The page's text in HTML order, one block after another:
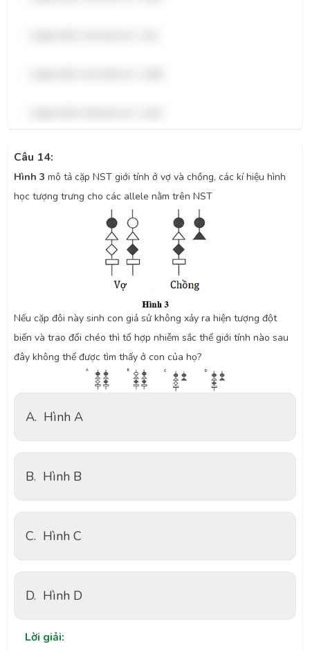
Câu 14:
Hình 3 mô tả cặp NST giới tính ở vợ và chồng, các kí hiệu hình
học tượng trưng cho các allele nằm trên NST
Nếu cặp đôi này sinh con giả sử không xảy ra hiện tượng đột
biến và trao đổi chéo thì tổ hợp nhiễm sắc thể giới tính nào sau
đây không thể được tìm thấy ở con của họ?
A. Hình A
B. Hình B
C. Hình C
D. Hình D
Lời giải: